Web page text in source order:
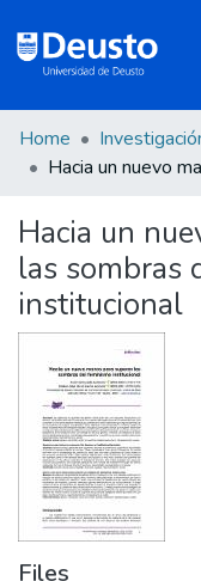
DeustoTeka
Communities
&
Collections
All of DSpace
Statistics
Policies
Home
Hacia un
las sombras
institucional
Files